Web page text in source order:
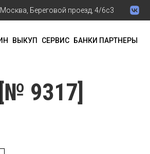
Москва, Береговой проезд, 4/6с3
ВЫКУП СЕРВИС БАНКИ ПАРТНЕРЫ
9317]